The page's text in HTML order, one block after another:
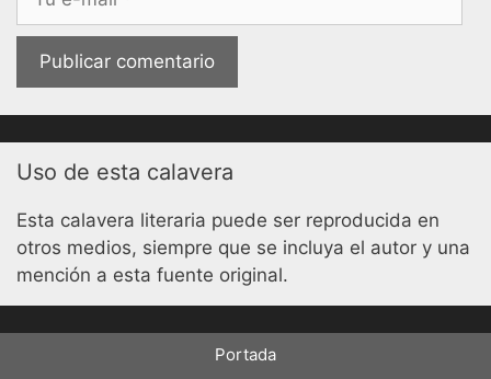
Uso de esta calavera
Esta calavera literaria puede ser reproducida en
otros medios, siempre que se incluya el autor y una
mención a esta fuente original.
Portada